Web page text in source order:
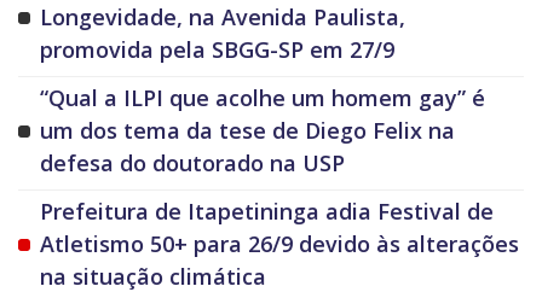
Longevidade, na Avenida Paulista,
promovida pela SBGG-SP em 27/9
“Qual a ILPI que acolhe um homem gay” é
um dos tema da tese de Diego Felix na
defesa do doutorado na USP
Prefeitura de Itapetininga adia Festival de
Atletismo 50+ para 26/9 devido às alterações
na situação climática